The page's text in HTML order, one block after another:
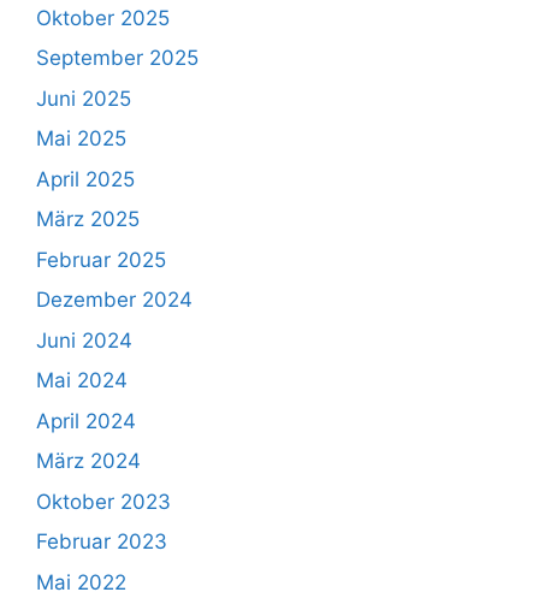
Oktober 2025
September 2025
Juni 2025
Mai 2025
April 2025
März 2025
Februar 2025
Dezember 2024
Juni 2024
Mai 2024
April 2024
März 2024
Oktober 2023
Februar 2023
Mai 2022